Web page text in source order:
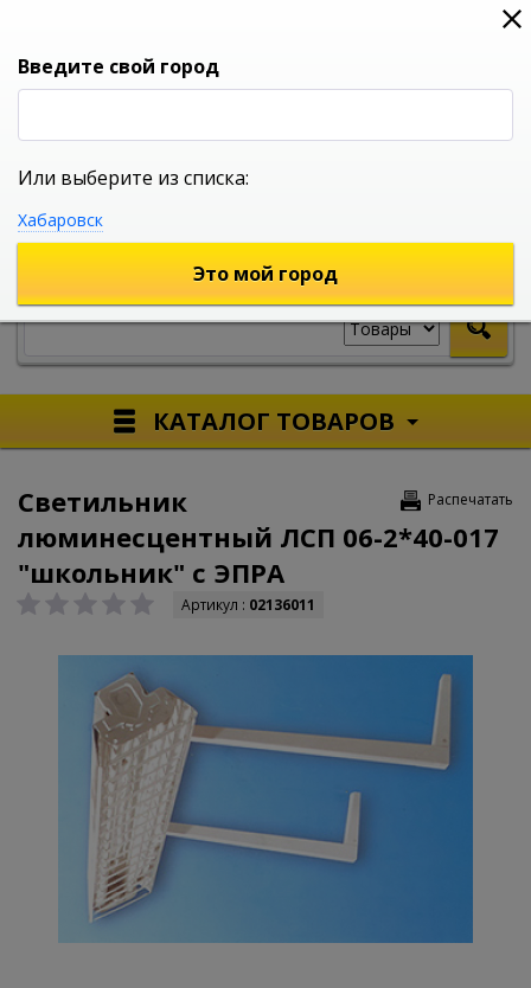
0
УНИВЕРСАЛЬНЫЙ ИНТЕРНЕТ МАГАЗИН
КАТАЛОГ ТОВАРОВ
Распечатать
Светильник
люминесцентный ЛСП 06-2*40-017
"школьник" с ЭПРА
Артикул : 02136011
Введите свой город
Или выберите из списка:
Хабаровск
Это мой город